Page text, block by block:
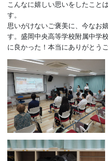
こんなに嬉しい思いをしたこと
す。
思いがけないご褒美に、今なお
す。盛岡中央高等学校附属中学
に良かった！本当にありがとう